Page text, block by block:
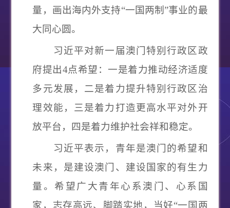
量，画出海内外支持“一国两制 ”事业的最
大同心圆。
习近平对新一届澳门特别行政区政
府提出4点希望：一是着力推动经济适度
多元发展，二是着力提升特别行政区治
理效能，三是着力打造更高水平对外开
放平台，四是着力维护社会祥和稳定。
习近平表示，青年是澳门的希望和
未来，是建设澳门、建设国家的有生力
量。希望广大青年心系澳门、心系国
家，志存高远、脚踏实地，当好“一国两